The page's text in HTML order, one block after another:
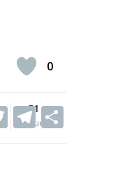
51
Vues
T T
0